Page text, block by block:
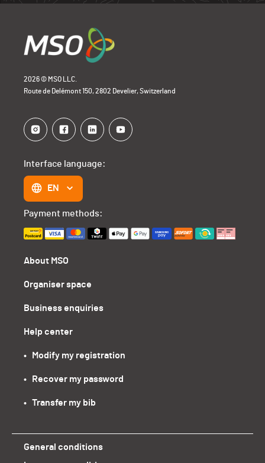
2026 © MSO LLC.
Route de Delémont 150, 2802 Develier, Switzerland
About MSO
Organiser space
Business enquiries
Help center
•   Modify my registration
•   Recover my password
•   Transfer my bib
Interface language:
EN
Payment methods:
General conditions